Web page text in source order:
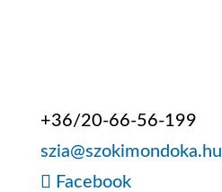
+36/20-66-56-199
szia@szokimondoka.hu
Facebook